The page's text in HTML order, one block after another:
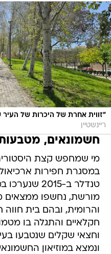
"זווית אחרת של היכרות של
ריינשטיין
חשמונאים, מטבעות
מי שמחפש קצת
במסגרת חפירות
טנדלר ב-
מורשת, נחשפו ממצאים
והרומית, ובהם בית
חקלאיים והתגלה בו
ונמצא במוזיאון